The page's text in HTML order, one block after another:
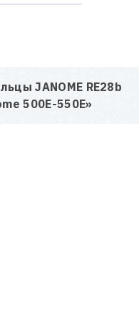
JANOME RE28b
500E-550E»